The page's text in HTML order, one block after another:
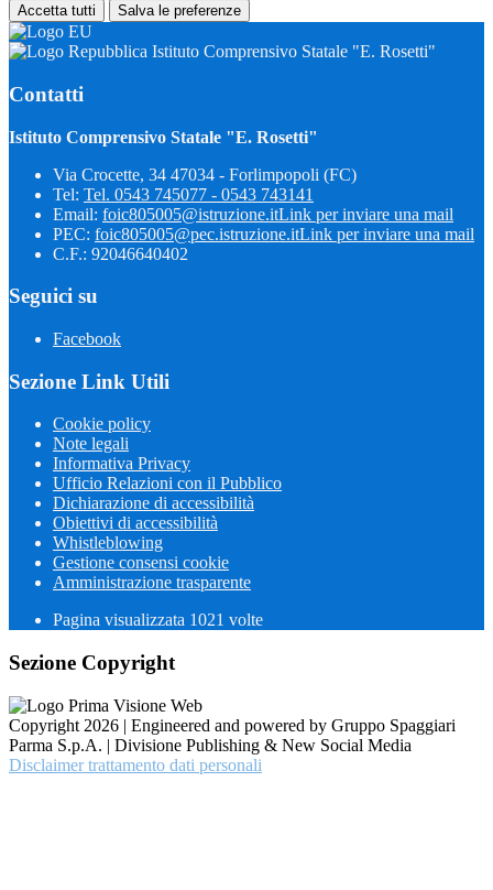
Accetta tutti Salva le preferenze
Istituto Comprensivo Statale "E. Rosetti"
Contatti
Istituto Comprensivo Statale "E. Rosetti"
Via Crocette, 34 47034 - Forlimpopoli (FC)
Tel: Tel. 0543 745077 - 0543 743141
Email: foic805005@istruzione.itLink per inviare una mail
PEC: foic805005@pec.istruzione.itLink per inviare una mail
C.F.: 92046640402
Seguici su
Facebook
Sezione Link Utili
Cookie policy
Note legali
Informativa Privacy
Ufficio Relazioni con il Pubblico
Dichiarazione di accessibilità
Obiettivi di accessibilità
Whistleblowing
Gestione consensi cookie
Amministrazione trasparente
Pagina visualizzata 1021 volte
Sezione Copyright
Copyright 2026 | Engineered and powered by Gruppo Spaggiari
Parma S.p.A. | Divisione Publishing & New Social Media
Disclaimer trattamento dati personali